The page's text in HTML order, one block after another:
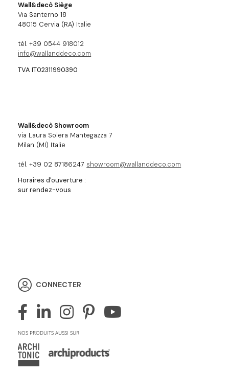
Wall&decò Siège
Via Santerno 18
48015 Cervia (RA) Italie
tél. +39 0544 918012
info@wallanddeco.com
TVA IT02311990390
Wall&decò Showroom
via Laura Solera Mantegazza 7
Milan (MI) Italie
tél. +39 02 87186247 showroom@wallanddeco.com
Horaires d'ouverture :
sur rendez-vous
CONNECTER
NOS PRODUITS AUSSI SUR